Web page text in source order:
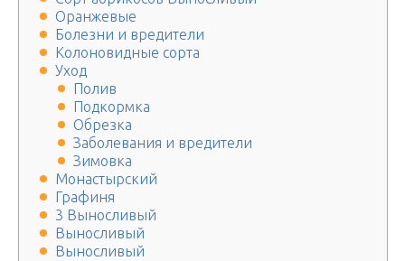
Оранжевые
Болезни и вредители
Колоновидные сорта
Уход
Полив
Подкормка
Обрезка
Заболевания и вредители
Зимовка
Монастырский
Графиня
3 Выносливый
Выносливый
Выносливый